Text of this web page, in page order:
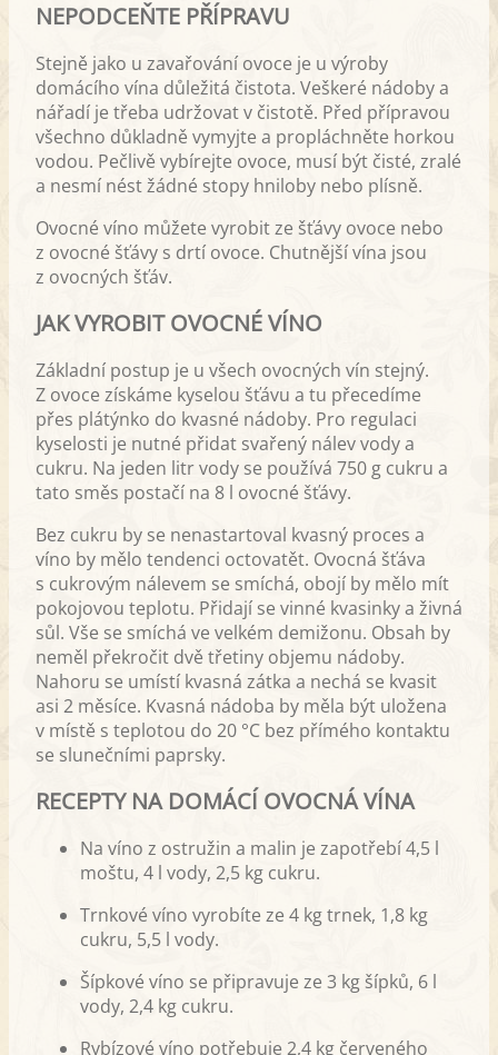
lahodný a osvěžující nápoj, který
léta. Jahody nakoupíte v sezóně na
trhu v dřevěných vaničkách nebo
na váhu v sáčcích. Je dobré koupit si
raději vaničku, jelikož v sáčku se
ovoce často rozbředne a zaneřádí
zralé. Pokud si nechcete kupovat
velké množs…
NEPODCEŇTE PŘÍPRAVU
Stejně jako u zavařování ovoce je u výroby
domácího vína důležitá čistota. Veškeré nádoby a
nářadí je třeba udržovat v čistotě. Před přípravou
všechno důkladně vymyjte a propláchněte horkou
vodou. Pečlivě vybírejte ovoce, musí být čisté, zralé
a nesmí nést žádné stopy hniloby nebo plísně.
Ovocné víno můžete vyrobit ze šťávy ovoce nebo
z ovocné šťávy s drtí ovoce. Chutnější vína jsou
z ovocných šťáv.
JAK VYROBIT OVOCNÉ VÍNO
Základní postup je u všech ovocných vín stejný.
Z ovoce získáme kyselou šťávu a tu přecedíme
přes plátýnko do kvasné nádoby. Pro regulaci
kyselosti je nutné přidat svařený nálev vody a
cukru. Na jeden litr vody se používá 750 g cukru a
tato směs postačí na 8 l ovocné šťávy.
Bez cukru by se nenastartoval kvasný proces a
víno by mělo tendenci octovatět. Ovocná šťáva
s cukrovým nálevem se smíchá, obojí by mělo mít
pokojovou teplotu. Přidají se vinné kvasinky a živná
sůl. Vše se smíchá ve velkém demižonu. Obsah by
neměl překročit dvě třetiny objemu nádoby.
Nahoru se umístí kvasná zátka a nechá se kvasit
asi 2 měsíce. Kvasná nádoba by měla být uložena
v místě s teplotou do 20 °C bez přímého kontaktu
se slunečními paprsky.
RECEPTY NA DOMÁCÍ OVOCNÁ VÍNA
Na víno z ostružin a malin je zapotřebí 4,5 l
moštu, 4 l vody, 2,5 kg cukru.
Trnkové víno vyrobíte ze 4 kg trnek, 1,8 kg
cukru, 5,5 l vody.
Šípkové víno se připravuje ze 3 kg šípků, 6 l
vody, 2,4 kg cukru.
Rybízové víno potřebuje 2,4 kg červeného